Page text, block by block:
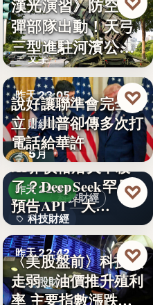
軍事演習
文字
漢光演習》防空飛
彈部隊出動！天弓
三型進駐河濱公
園 實地探…
昨天 23:05
財經政治
5月
說好讓聯準會完全獨
立！川普卻傳多次打
電話給華許
♡
科技財經
昨天 22:51
科技財經
0.02
AI界價格屠夫不殺
了？DeepSeek罕見
預告API「大…
♡
昨天 22:42
美股財經
〈美股盤前〉科技股
走弱、油價推升殖利
率 主要指數漲跌互
♡